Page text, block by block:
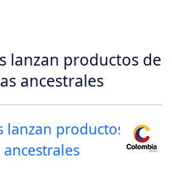
lanzan productos de
ancestrales